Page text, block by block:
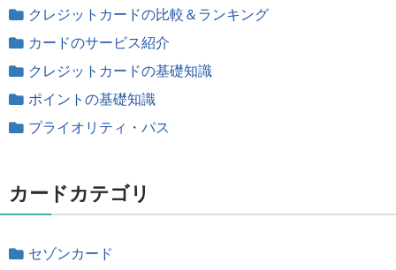
クレジットカードの比較＆ランキング
カードのサービス紹介
クレジットカードの基礎知識
ポイントの基礎知識
プライオリティ・パス
カードカテゴリ
セゾンカード